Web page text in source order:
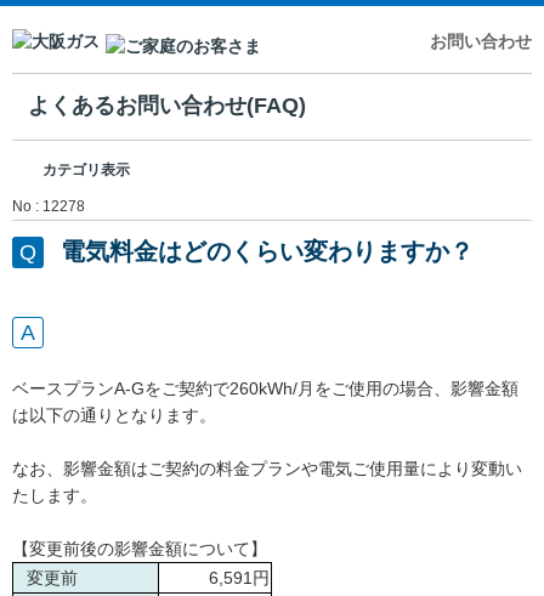
お問い合わせ
よくあるお問い合わせ(FAQ)
カテゴリ表示
No : 12278
電気料金はどのくらい変わりますか？
ベースプランA-Gをご契約で260kWh/月をご使用の場合、影響金額
は以下の通りとなります。
なお、影響金額はご契約の料金プランや電気ご使用量により変動い
たします。
【変更前後の影響金額について】
変更前
6,591円